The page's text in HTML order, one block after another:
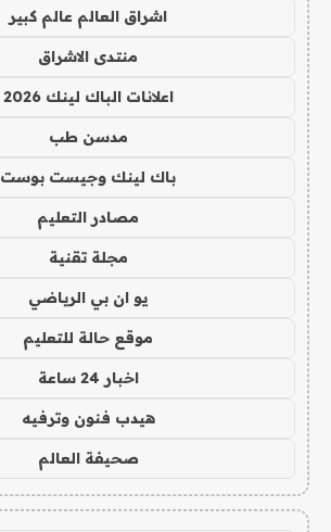
اشراق العالم عالم كبير
منتدى الاشراق
اعلانات الباك لينك 2026
مدسن طب
باك لينك وجيست بوست
مصادر التعليم
مجلة تقنية
يو ان بي الرياضي
موقع حالة للتعليم
اخبار 24 ساعة
هيدب فنون وترفيه
صحيفة العالم